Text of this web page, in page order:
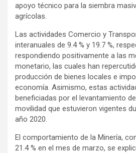
apoyo técnico para la siembra
agrícolas.
Las actividades Comercio y
interanuales de 9.4 % y 19.7 %,
respondiendo positivamente a las
monetario, las cuales han
producción de bienes locales e
economía. Asimismo, estas
beneficiadas por el levantamiento
movilidad que estuvieron vigentes
año 2020.
El comportamiento de la Minería,
21.4 % en el mes de marzo, se